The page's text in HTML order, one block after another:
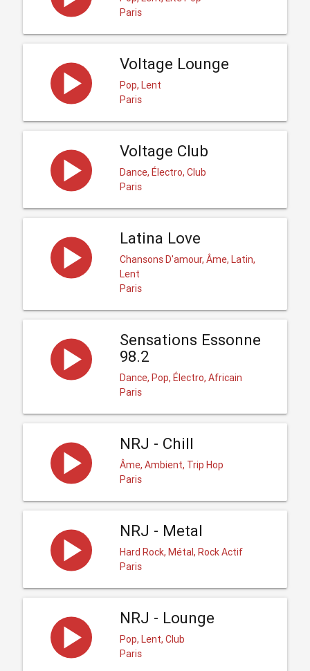
Paris
Voltage Lounge
Pop, Lent
Paris
Voltage Club
Dance, Électro, Club
Paris
Latina Love
Chansons D'amour, Âme, Latin,
Lent
Paris
Sensations Essonne
98.2
Dance, Pop, Électro, Africain
Paris
NRJ - Chill
Âme, Ambient, Trip Hop
Paris
NRJ - Metal
Hard Rock, Métal, Rock Actif
Paris
NRJ - Lounge
Pop, Lent, Club
Paris